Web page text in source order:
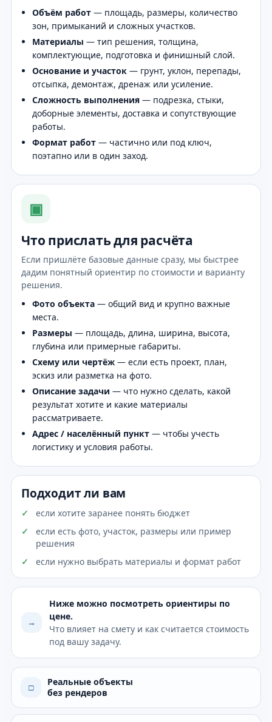
Объём работ — площадь, размеры, количество
зон, примыканий и сложных участков.
Материалы — тип решения, толщина,
комплектующие, подготовка и финишный слой.
Основание и участок — грунт, уклон, перепады,
отсыпка, демонтаж, дренаж или усиление.
Сложность выполнения — подрезка, стыки,
доборные элементы, доставка и сопутствующие
работы.
Формат работ — частично или под ключ,
поэтапно или в один заход.
▣
Что прислать для расчёта
Если пришлёте базовые данные сразу, мы быстрее
дадим понятный ориентир по стоимости и варианту
решения.
Фото объекта — общий вид и крупно важные
места.
Размеры — площадь, длина, ширина, высота,
глубина или примерные габариты.
Схему или чертёж — если есть проект, план,
эскиз или разметка на фото.
Описание задачи — что нужно сделать, какой
результат хотите и какие материалы
рассматриваете.
Адрес / населённый пункт — чтобы учесть
логистику и условия работы.
Подходит ли вам
если хотите заранее понять бюджет
если есть фото, участок, размеры или пример
решения
если нужно выбрать материалы и формат работ
→
Ниже можно посмотреть ориентиры по
цене.
Что влияет на смету и как считается стоимость
под вашу задачу.
□
Реальные объекты
без рендеров